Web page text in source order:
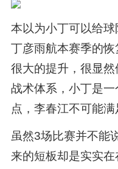
本以为小丁可以给
丁彦雨航本赛季的
很大的提升，很显
战术体系，小丁是
点，李春江不可能满
虽然3场比赛并不能
来的短板却是实实